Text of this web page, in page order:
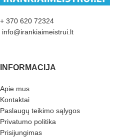
+ 370 620 72324
info@irankiaimeistrui.lt
INFORMACIJA
Apie mus
Kontaktai
Paslaugų teikimo sąlygos
Privatumo politika
Prisijungimas